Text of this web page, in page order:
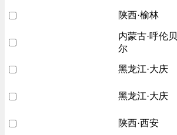
陕西·榆林
内蒙古·呼伦贝
尔
黑龙江·大庆
黑龙江·大庆
陕西·西安